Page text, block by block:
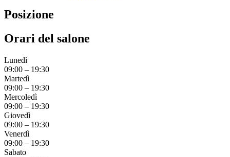
Posizione
Orari del salone
Lunedì
09:00 – 19:30
Martedì
09:00 – 19:30
Mercoledì
09:00 – 19:30
Giovedì
09:00 – 19:30
Venerdì
09:00 – 19:30
Sabato